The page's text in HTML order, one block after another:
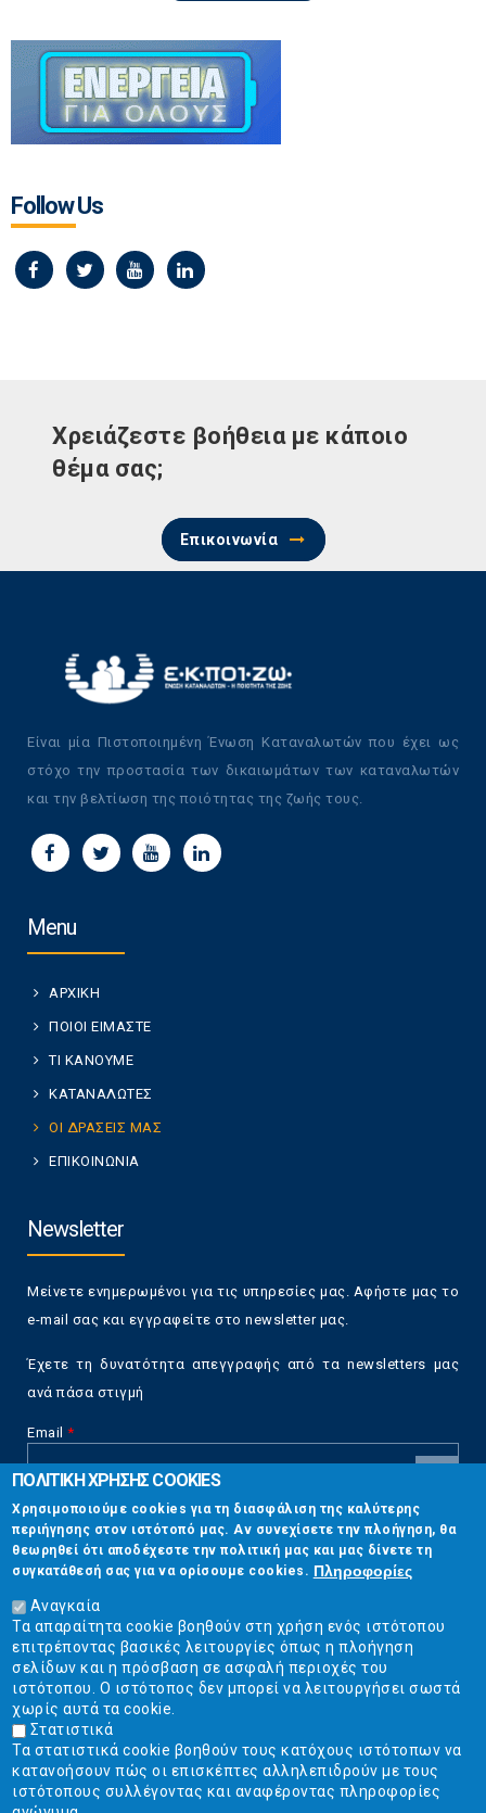
Follow Us
Χρειάζεστε βοήθεια με κάποιο
θέμα σας;
Επικοινωνία
Είναι μία Πιστοποιημένη Ένωση Καταναλωτών που έχει ως
στόχο την προστασία των δικαιωμάτων των καταναλωτών
και την βελτίωση της ποιότητας της ζωής τους.
Menu
ΑΡΧΙΚΗ
ΠΟΙΟΙ ΕΙΜΑΣΤΕ
ΤΙ ΚΑΝΟΥΜΕ
ΚΑΤΑΝΑΛΩΤΕΣ
ΟΙ ΔΡΑΣΕΙΣ ΜΑΣ
ΕΠΙΚΟΙΝΩΝΙΑ
Newsletter
Μείνετε ενημερωμένοι για τις υπηρεσίες μας. Αφήστε μας το
e-mail σας και εγγραφείτε στο newsletter μας.
Έχετε τη δυνατότητα απεγγραφής από τα newsletters μας
ανά πάσα στιγμή
Email *
CAPTCHA
This
question is
for testing
whether or
not you are a
human visitor
and to
prevent
automated
spam
submissions.
5+2
Επικοινωνία
Στουρνάρη 17, Αθήνα 10683
2103304444
info@ekpizo.gr
www.ekpizo.gr
Δευ - Πεμ:10:00 πμ - 2:00 μμ
Σάβ - Κυρ: Κλειστά
ΠΟΛΙΤΙΚΗ ΧΡΗΣΗΣ COOKIES
Χρησιμοποιούμε cookies για τη διασφάλιση της καλύτερης
περιήγησης στον ιστότοπό μας. Αν συνεχίσετε την πλοήγηση, θα
θεωρηθεί ότι αποδέχεστε την πολιτική μας και μας δίνετε τη
συγκατάθεσή σας για να ορίσουμε cookies. Πληροφορίες
Αναγκαία
Τα απαραίτητα cookie βοηθούν στη χρήση ενός ιστότοπου
επιτρέποντας βασικές λειτουργίες όπως η πλοήγηση
σελίδων και η πρόσβαση σε ασφαλή περιοχές του
ιστότοπου. Ο ιστότοπος δεν μπορεί να λειτουργήσει σωστά
χωρίς αυτά τα cookie.
Στατιστικά
Τα στατιστικά cookie βοηθούν τους κατόχους ιστότοπων να
κατανοήσουν πώς οι επισκέπτες αλληλεπιδρούν με τους
ιστότοπους συλλέγοντας και αναφέροντας πληροφορίες